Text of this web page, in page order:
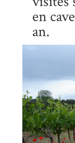
en
an.